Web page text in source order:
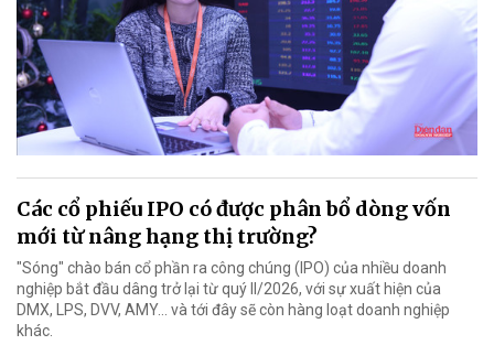
Các cổ phiếu IPO có được phân bổ dòng vốn
mới từ nâng hạng thị trường?
"Sóng" chào bán cổ phần ra công chúng (IPO) của nhiều doanh
nghiệp bắt đầu dâng trở lại từ quý II/2026, với sự xuất hiện của
DMX, LPS, DVV, AMY... và tới đây sẽ còn hàng loạt doanh nghiệp
khác.